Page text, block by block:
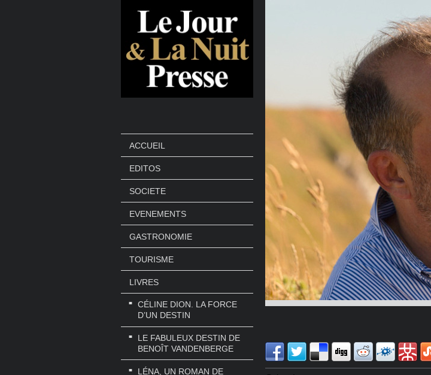
ACCUEIL
EDITOS
SOCIETE
EVENEMENTS
GASTRONOMIE
TOURISME
LIVRES
CÉLINE DION. LA FORCE
D’UN DESTIN
LE FABULEUX DESTIN DE
BENOÎT VANDENBERGE
LÉNA, UN ROMAN DE